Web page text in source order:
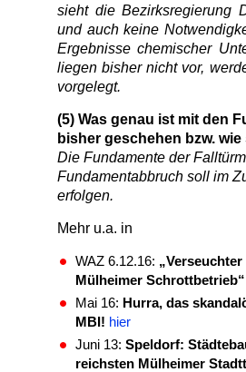
sieht die Bezirksregierung
und auch keine
Ergebnisse chemischer
liegen bisher nicht vor,
vorgelegt.
(5) Was genau ist mit den
bisher geschehen bzw.
Die Fundamente der
Fundamentabbruch soll im
erfolgen.
Mehr u.a. in
WAZ 6.12.16:
Mülheimer Schrottbetrieb“
Mai 16: Hurra, das
MBI! hier
Juni 13: Speldorf:
reichsten Mülheimer